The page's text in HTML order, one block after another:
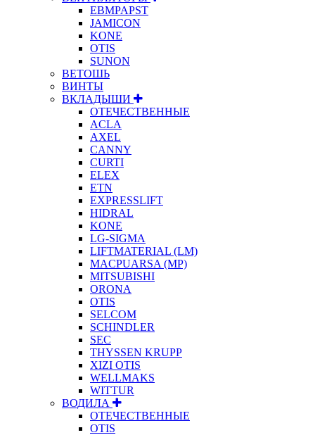
EBMPAPST
JAMICON
KONE
OTIS
SUNON
ВЕТОШЬ
ВИНТЫ
ВКЛАДЫШИ
ОТЕЧЕСТВЕННЫЕ
ACLA
AXEL
CANNY
CURTI
ELEX
ETN
EXPRESSLIFT
HIDRAL
KONE
LG-SIGMA
LIFTMATERIAL (LM)
MACPUARSA (MP)
MITSUBISHI
ORONA
OTIS
SELCOM
SCHINDLER
SEC
THYSSEN KRUPP
XIZI OTIS
WELLMAKS
WITTUR
ВОДИЛА
ОТЕЧЕСТВЕННЫЕ
OTIS